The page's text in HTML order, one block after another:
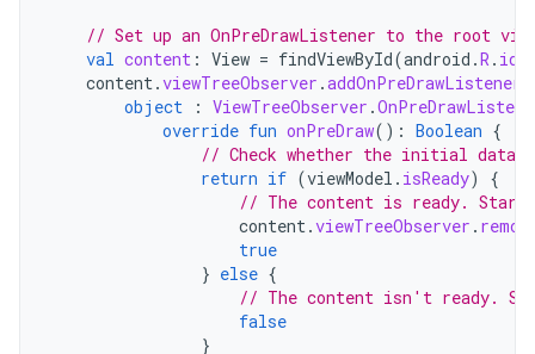
// Set up an OnPreDrawListener to the root
val content : View = findViewById(android .R . id
content.viewTreeObserver .addOnPreDrawListener
object
: ViewTreeObserver .
override fun onPreDraw(): Boolean {
// Check whether the initial data
return if (viewModel . isReady)
{
// The content is ready. Start
content.viewTreeObserver .
true
} else {
// The content isn't ready.
false
}